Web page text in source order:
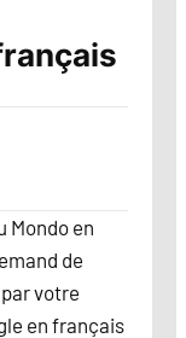
Mondo en
de
votre
en français